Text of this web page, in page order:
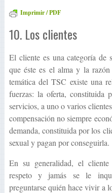
Imprimir / PDF
10. Los clientes
El cliente es una categoría de
que éste es el alma y la
temática del TSC existe una
fuerzas: la oferta,
servicios, a uno o varios
compensación no siempre
demanda, constituida por los
sexual y pagan por conseguirla.
En su generalidad, el
respeto y jamás se le
preguntarse quién hace vivir a